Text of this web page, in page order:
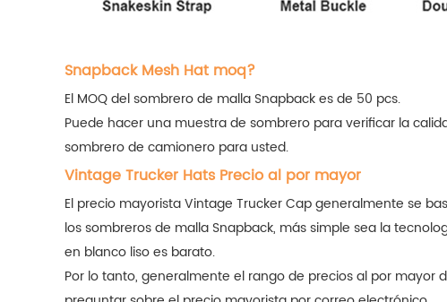
Snapback Mesh Hat moq?
El MOQ del sombrero de malla Snapback es de 50 pcs.
Puede hacer una muestra de sombrero para verificar la
sombrero de camionero para usted.
Vintage Trucker Hats Precio al por mayor
El precio mayorista Vintage Trucker Cap generalmente se
los sombreros de malla Snapback, más simple sea la
en blanco liso es barato.
Por lo tanto, generalmente el rango de precios al por mayor